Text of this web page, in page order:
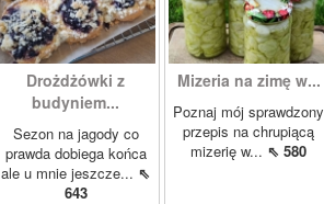
Drożdżówki z
budyniem...
Sezon na jagody co
prawda dobiega końca
ale u mnie jeszcze... ⇖
643
Mizeria na zimę w...
Poznaj mój sprawdzony
przepis na chrupiącą
mizerię w... ⇖ 580